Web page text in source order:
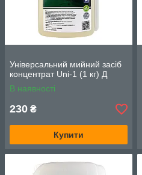
Універсальний мийний засіб
концентрат Uni-1 (1 кг) Д
В наявності
230 ₴
Купити